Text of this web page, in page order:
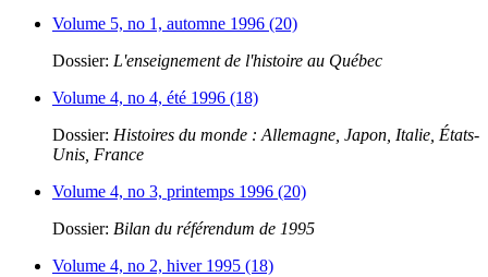
Volume 5, no 1, automne 1996 (20)
Dossier: L'enseignement de l'histoire au Québec
Volume 4, no 4, été 1996 (18)
Dossier: Histoires du monde : Allemagne, Japon, Italie, États-
Unis, France
Volume 4, no 3, printemps 1996 (20)
Dossier: Bilan du référendum de 1995
Volume 4, no 2, hiver 1995 (18)